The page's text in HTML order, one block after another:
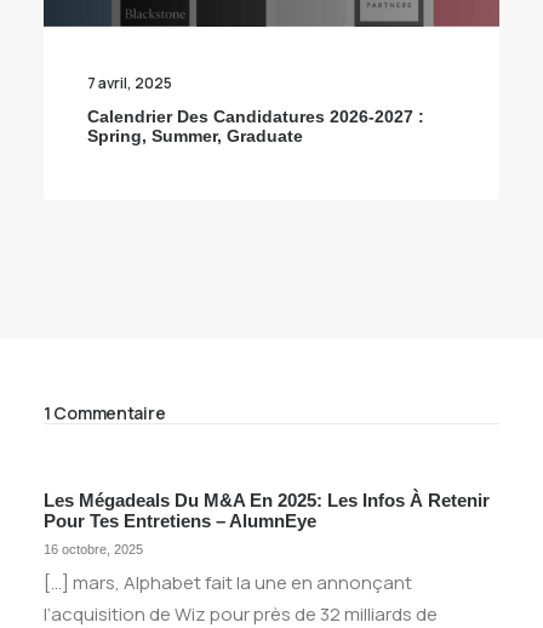
7 avril, 2025
Calendrier Des Candidatures 2026-2027 :
Spring, Summer, Graduate
1 Commentaire
Les Mégadeals Du M&A En 2025: Les Infos À Retenir
Pour Tes Entretiens – AlumnEye
16 octobre, 2025
[…] mars, Alphabet fait la une en annonçant
l’acquisition de Wiz pour près de 32 milliards de